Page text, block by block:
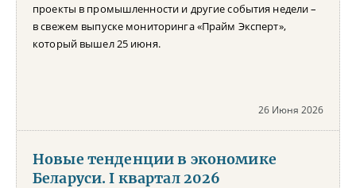
проекты в промышленности и другие события недели –
в свежем выпуске мониторинга «Прайм Эксперт»,
который вышел 25 июня.
26 Июня 2026
Новые тенденции в экономике
Беларуси. I квартал 2026